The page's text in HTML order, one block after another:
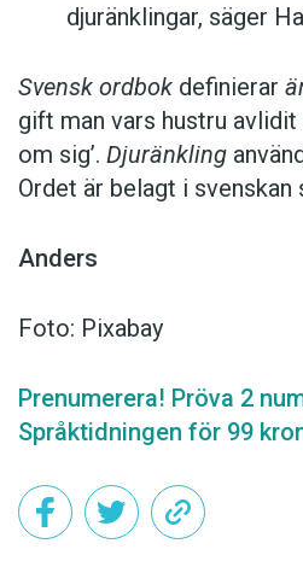
djuränklingar, säger
Svensk ordbok definierar
gift man vars hustru
om sig’. Djuränkling
Ordet är belagt i svenskan
Anders
Foto: Pixabay
Prenumerera! Pröva 2
Språktidningen för 99